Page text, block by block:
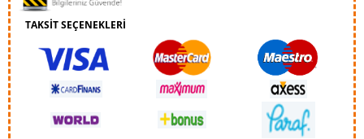
TAKSİT SEÇENEKLERİ